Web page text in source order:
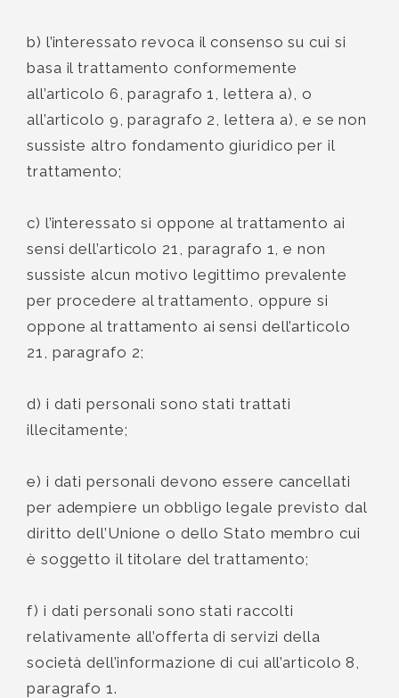
b) l’interessato revoca il consenso su cui si
basa il trattamento conformemente
all’articolo 6, paragrafo 1, lettera a), o
all’articolo 9, paragrafo 2, lettera a), e se non
sussiste altro fondamento giuridico per il
trattamento;
c) l’interessato si oppone al trattamento ai
sensi dell’articolo 21, paragrafo 1, e non
sussiste alcun motivo legittimo prevalente
per procedere al trattamento, oppure si
oppone al trattamento ai sensi dell’articolo
21, paragrafo 2;
d) i dati personali sono stati trattati
illecitamente;
e) i dati personali devono essere cancellati
per adempiere un obbligo legale previsto dal
diritto dell’Unione o dello Stato membro cui
è soggetto il titolare del trattamento;
f) i dati personali sono stati raccolti
relativamente all’offerta di servizi della
società dell’informazione di cui all’articolo 8,
paragrafo 1.